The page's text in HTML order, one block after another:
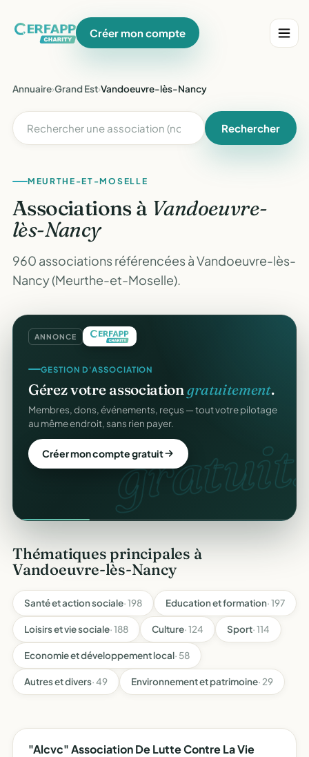
Créer mon compte
Annuaire›Grand Est›Vandoeuvre-lès-Nancy
Rechercher
MEURTHE-ET-MOSELLE
Associations à Vandoeuvre-
lès-Nancy
960 associations référencées à Vandoeuvre-lès-
Nancy (Meurthe-et-Moselle).
ANNONCE
gratuit.
GESTION D'ASSOCIATION
Gérez votre associationgratuitement.
Membres, dons, événements, reçus — tout votre pilotage
au même endroit, sans rien payer.
Créer mon compte gratuit
Thématiques principales à
Vandoeuvre-lès-Nancy
Santé et action sociale· 198 Education et formation· 197
Loisirs et vie sociale· 188 Culture· 124 Sport· 114
Economie et développement local· 58
Autres et divers· 49 Environnement et patrimoine· 29
"Alcvc" Association De Lutte Contre La Vie